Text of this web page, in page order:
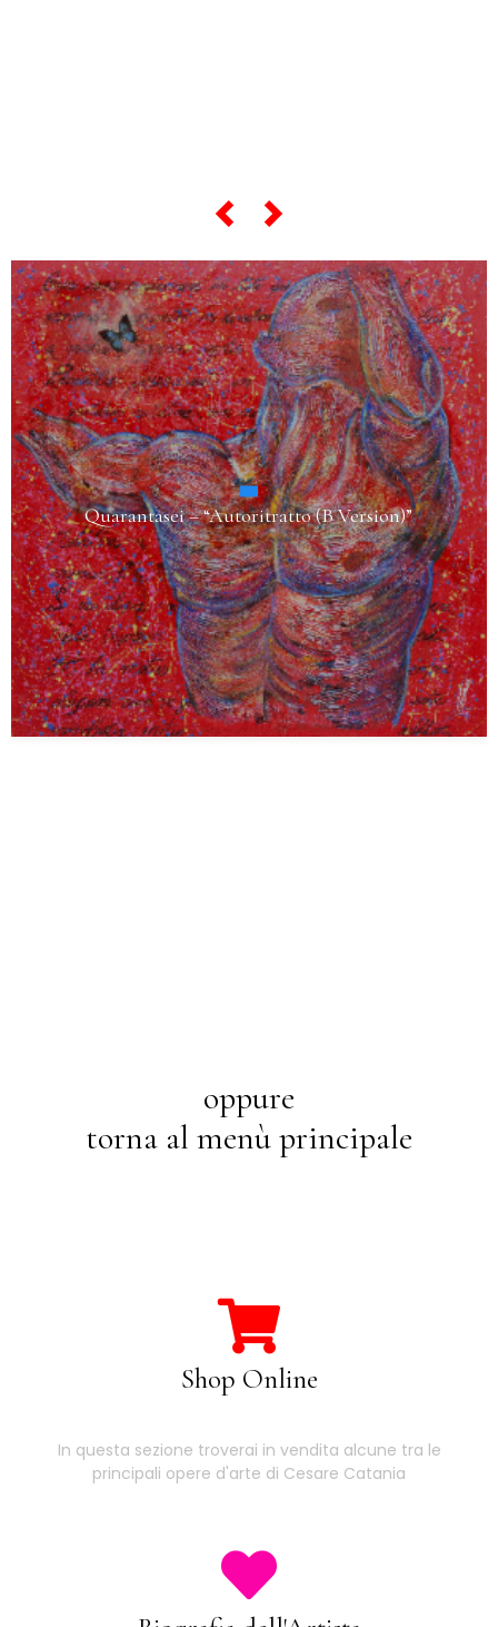
Quarantasei – “Autoritratto (B Version)”
oppure
torna al menù principale
Shop Online
In questa sezione troverai in vendita alcune tra le
principali opere d'arte di Cesare Catania